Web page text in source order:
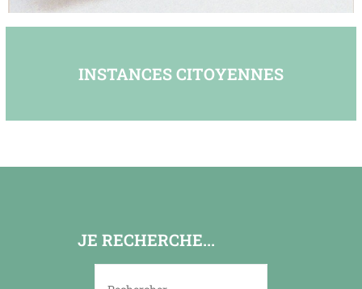
INSTANCES CITOYENNES
JE RECHERCHE...